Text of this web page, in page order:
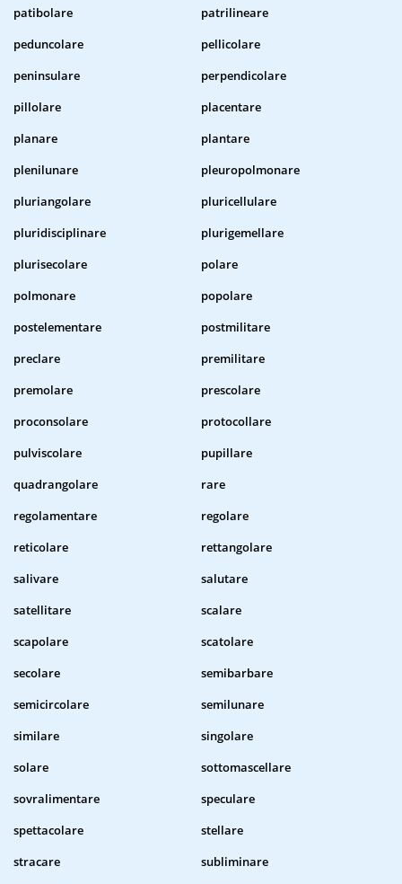
patibolare
patrilineare
peduncolare
pellicolare
peninsulare
perpendicolare
pillolare
placentare
planare
plantare
plenilunare
pleuropolmonare
pluriangolare
pluricellulare
pluridisciplinare
plurigemellare
plurisecolare
polare
polmonare
popolare
postelementare
postmilitare
preclare
premilitare
premolare
prescolare
proconsolare
protocollare
pulviscolare
pupillare
quadrangolare
rare
regolamentare
regolare
reticolare
rettangolare
salivare
salutare
satellitare
scalare
scapolare
scatolare
secolare
semibarbare
semicircolare
semilunare
similare
singolare
solare
sottomascellare
sovralimentare
speculare
spettacolare
stellare
stracare
subliminare